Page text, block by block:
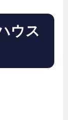
ウス